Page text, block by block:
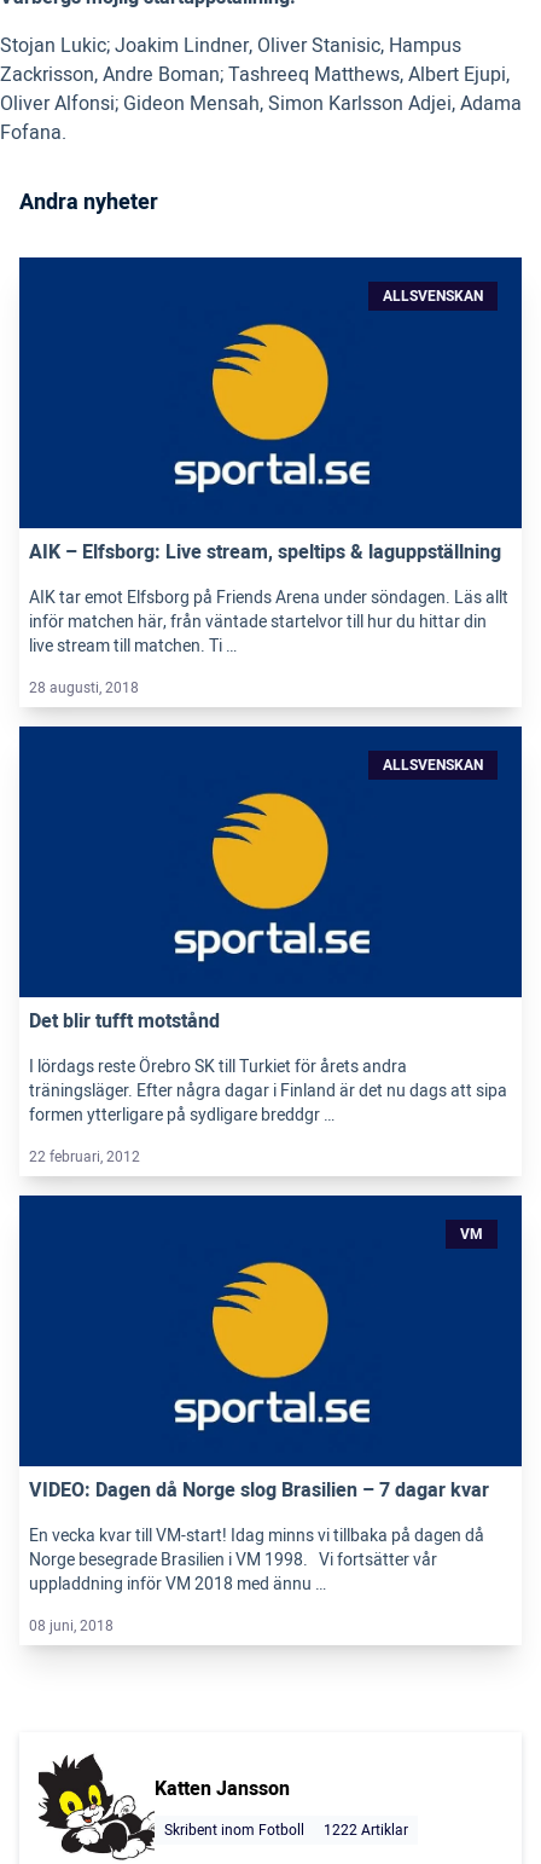
Stojan Lukic; Joakim Lindner, Oliver Stanisic, Hampus
Zackrisson, Andre Boman; Tashreeq Matthews, Albert Ejupi,
Oliver Alfonsi; Gideon Mensah, Simon Karlsson Adjei, Adama
Fofana.
Andra nyheter
ALLSVENSKAN
AIK – Elfsborg: Live stream, speltips & laguppställning
AIK tar emot Elfsborg på Friends Arena under söndagen. Läs allt
inför matchen här, från väntade startelvor till hur du hittar din
live stream till matchen. Ti …
28 augusti, 2018
ALLSVENSKAN
Det blir tufft motstånd
I lördags reste Örebro SK till Turkiet för årets andra
träningsläger. Efter några dagar i Finland är det nu dags att sipa
formen ytterligare på sydligare breddgr …
22 februari, 2012
VM
VIDEO: Dagen då Norge slog Brasilien – 7 dagar kvar
En vecka kvar till VM-start! Idag minns vi tillbaka på dagen då
Norge besegrade Brasilien i VM 1998. Vi fortsätter vår
uppladdning inför VM 2018 med ännu …
08 juni, 2018
Katten Jansson
Skribent inom Fotboll 1222 Artiklar